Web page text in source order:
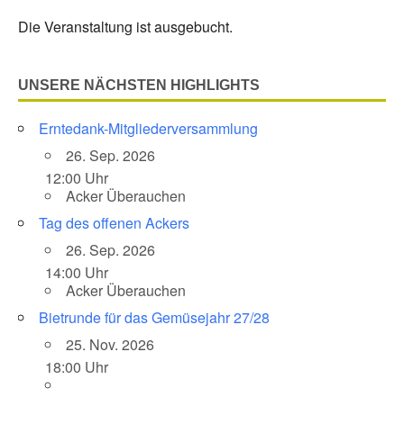
Die Veranstaltung ist ausgebucht.
UNSERE NÄCHSTEN HIGHLIGHTS
Erntedank-Mitgliederversammlung
26. Sep. 2026
12:00 Uhr
Acker Überauchen
Tag des offenen Ackers
26. Sep. 2026
14:00 Uhr
Acker Überauchen
Bietrunde für das Gemüsejahr 27/28
25. Nov. 2026
18:00 Uhr